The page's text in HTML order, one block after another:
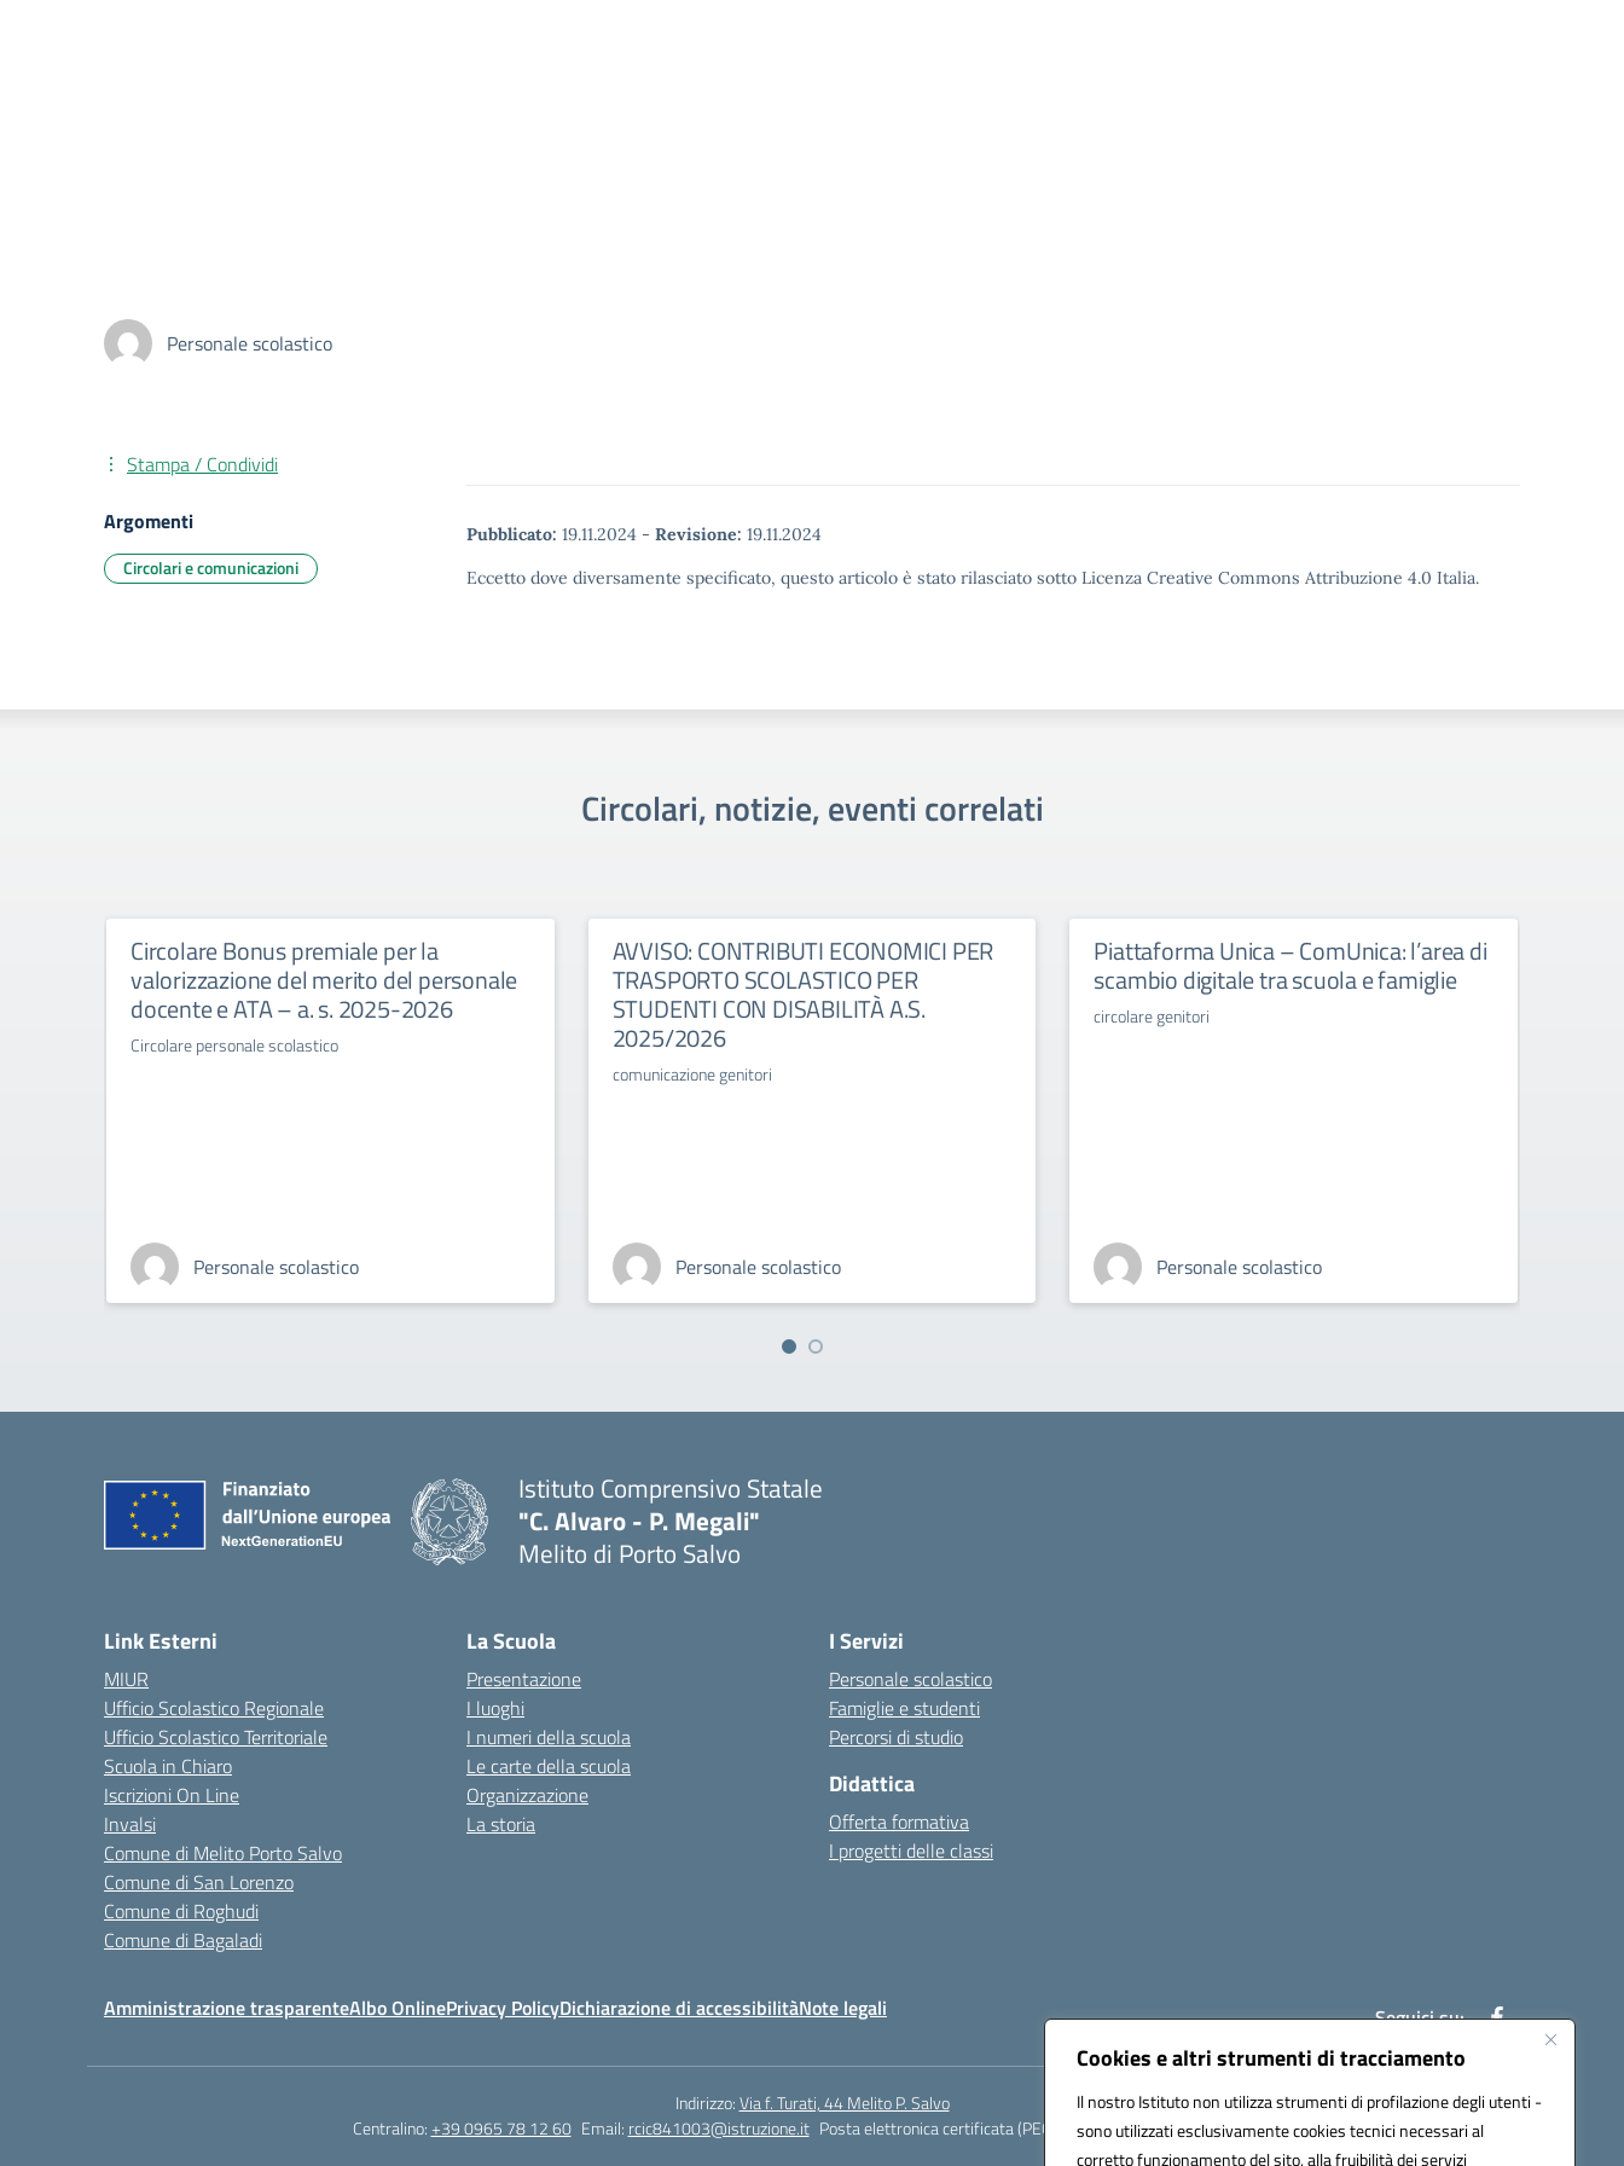
Cookies e altri strumenti di tracciamento
Il nostro Istituto non utilizza strumenti di profilazione degli utenti -
sono utilizzati esclusivamente cookies tecnici necessari al
corretto funzionamento del sito, alla fruibilità dei servizi
Personale scolastico
Pubblicato: 19.11.2024 - Revisione: 19.11.2024
Eccetto dove diversamente specificato, questo articolo è stato rilasciato sotto Licenza Creative Commons Attribuzione 4.0 Italia.
Stampa / Condividi
Argomenti
Circolari e comunicazioni
Circolari, notizie, eventi correlati
Circolare Bonus premiale per la
valorizzazione del merito del personale
docente e ATA – a. s. 2025-2026
Circolare personale scolastico
Personale scolastico
AVVISO: CONTRIBUTI ECONOMICI PER
TRASPORTO SCOLASTICO PER
STUDENTI CON DISABILITÀ A.S.
2025/2026
comunicazione genitori
Personale scolastico
Piattaforma Unica – ComUnica: l’area di
scambio digitale tra scuola e famiglie
circolare genitori
Personale scolastico
Istituto Comprensivo Statale
"C. Alvaro - P. Megali"
Melito di Porto Salvo
Link Esterni
MIUR
Ufficio Scolastico Regionale
Ufficio Scolastico Territoriale
Scuola in Chiaro
Iscrizioni On Line
Invalsi
Comune di Melito Porto Salvo
Comune di San Lorenzo
Comune di Roghudi
Comune di Bagaladi
La Scuola
Presentazione
I luoghi
I numeri della scuola
Le carte della scuola
Organizzazione
La storia
I Servizi
Personale scolastico
Famiglie e studenti
Percorsi di studio
Didattica
Offerta formativa
I progetti delle classi
Amministrazione trasparenteAlbo OnlinePrivacy PolicyDichiarazione di accessibilitàNote legali Seguici su:
Indirizzo:Via f. Turati, 44 Melito P. Salvo
Centralino:+39 0965 78 12 60 Email: rcic841003@istruzione.it Posta elettronica certificata (PEC):
rcic841003@pec.istruzione.it